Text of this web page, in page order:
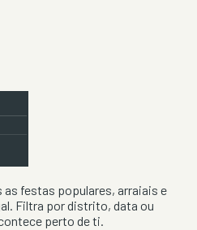
as festas populares, arraiais e
Filtra por distrito, data ou
perto de ti.